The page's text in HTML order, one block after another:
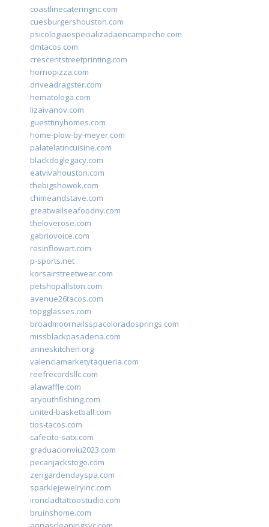
coastlinecateringnc.com
cuesburgershouston.com
psicologiaespecializadaencampeche.com
dmtacos.com
crescentstreetprinting.com
hornopizza.com
driveadragster.com
hematologa.com
lizaivanov.com
guesttinyhomes.com
home-plow-by-meyer.com
palatelatincuisine.com
blackdoglegacy.com
eatvivahouston.com
thebigshowok.com
chimeandstave.com
greatwallseafoodny.com
theloverose.com
gabriovoice.com
resinflowart.com
p-sports.net
korsairstreetwear.com
petshopallston.com
avenue26tacos.com
topgglasses.com
broadmoornailsspacoloradosprings.com
missblackpasadena.com
anneskitchen.org
valenciamarketytaqueria.com
reefrecordsllc.com
alawaffle.com
aryouthfishing.com
united-basketball.com
tios-tacos.com
cafecito-satx.com
graduacionviu2023.com
pecanjackstogo.com
zengardendayspa.com
sparklejewelryinc.com
ironcladtattoostudio.com
bruinshome.com